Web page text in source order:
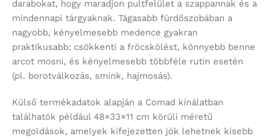
darabokat, hogy maradjon pultfelület a szappannak és a
mindennapi tárgyaknak. Tágasabb fürdőszobában a
nagyobb, kényelmesebb medence gyakran
praktikusabb: csökkenti a fröcskölést, könnyebb benne
arcot mosni, és kényelmesebb többféle rutin esetén
(pl. borotválkozás, smink, hajmosás).
Külső termékadatok alapján a Comad kínálatban
találhatók például 48×33×11 cm körüli méretű
megoldások, amelyek kifejezetten jók lehetnek kisebb